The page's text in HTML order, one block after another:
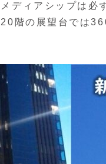
ディアシップは
階の展望台では